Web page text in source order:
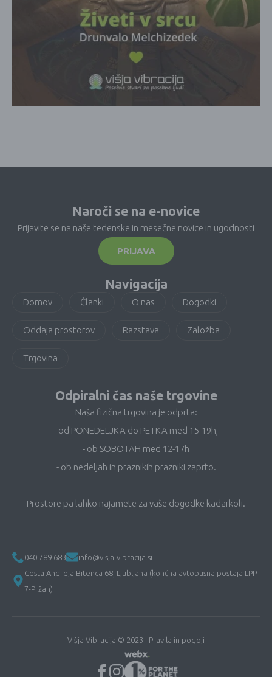
Naroči se na e-novice
Prijavite se na naše tedenske in mesečne novice in ugodnosti
PRIJAVA
Navigacija
Domov Članki O nas Dogodki
Oddaja prostorov Razstava Založba
Trgovina
Odpiralni čas naše trgovine
Naša fizična trgovina je odprta:
- od PONEDELJKA do PETKA med 15-19h,
- ob SOBOTAH med 12-17h
- ob nedeljah in praznikih prazniki zaprto.
Prostore pa lahko najamete za vaše dogodke kadarkoli.
040 789 683
info@visja-vibracija.si
Cesta Andreja Bitenca 68, Ljubljana (končna avtobusna postaja LPP
7-Pržan)
Višja Vibracija © 2023 | Pravila in pogoji